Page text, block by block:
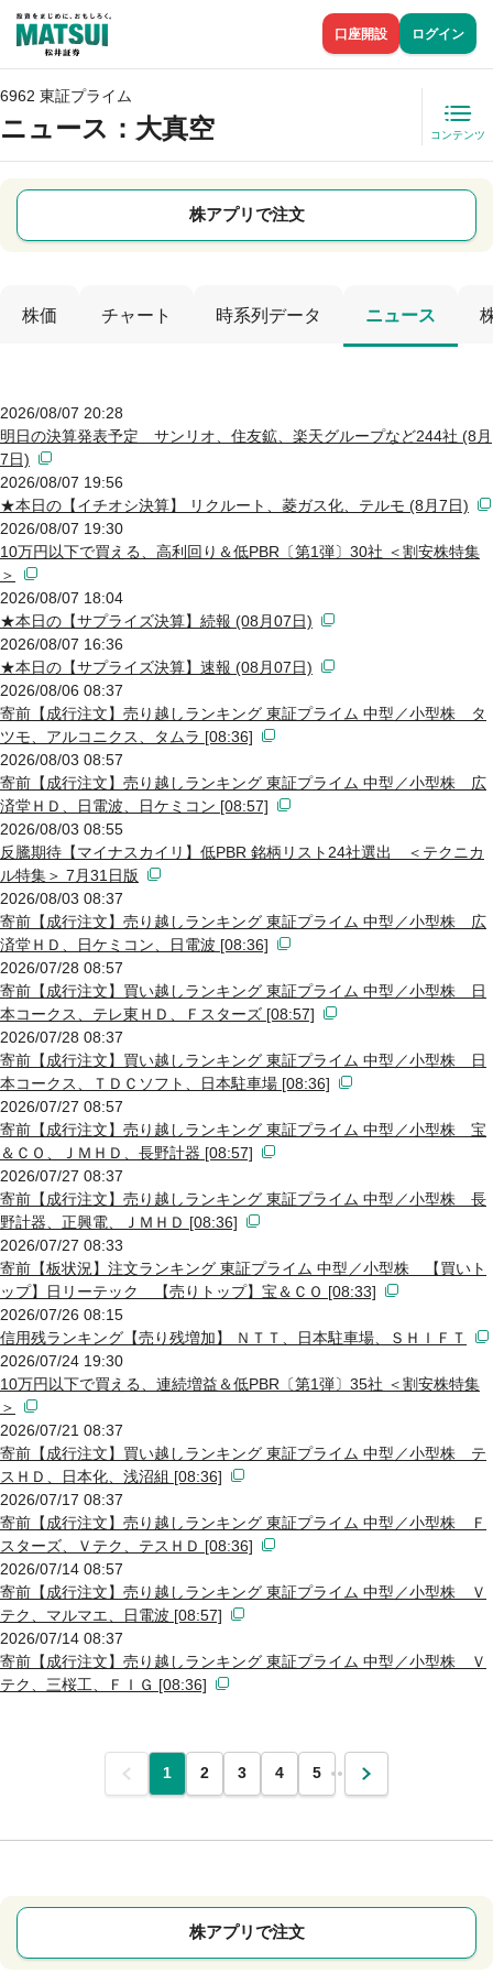
口座開設 ログイン
6962 東証プライム
ニュース ：大真空 コンテンツ
株アプリで注文
株価 チャート 時系列データ ニュース
2026/08/07 20:28
明日の決算発表予定 サンリオ、住友鉱、楽天グループなど244社 (8月
7日)
2026/08/07 19:56
★本日の【イチオシ決算】 リクルート、菱ガス化、テルモ (8月7日)
2026/08/07 19:30
10万円以下で買える、高利回り＆低PBR〔第1弾〕30社 ＜割安株特集
＞
2026/08/07 18:04
★本日の【サプライズ決算】続報 (08月07日)
2026/08/07 16:36
★本日の【サプライズ決算】速報 (08月07日)
2026/08/06 08:37
寄前【成行注文】売り越しランキング 東証プライム 中型／小型株 タ
ツモ、アルコニクス、タムラ [08:36]
2026/08/03 08:57
寄前【成行注文】売り越しランキング 東証プライム 中型／小型株 広
済堂ＨＤ、日電波、日ケミコン [08:57]
2026/08/03 08:55
反騰期待【マイナスカイリ】低PBR 銘柄リスト24社選出 ＜テクニカ
ル特集＞ 7月31日版
2026/08/03 08:37
寄前【成行注文】売り越しランキング 東証プライム 中型／小型株 広
済堂ＨＤ、日ケミコン、日電波 [08:36]
2026/07/28 08:57
寄前【成行注文】買い越しランキング 東証プライム 中型／小型株 日
本コークス、テレ東ＨＤ、Ｆスターズ [08:57]
2026/07/28 08:37
寄前【成行注文】買い越しランキング 東証プライム 中型／小型株 日
本コークス、ＴＤＣソフト、日本駐車場 [08:36]
2026/07/27 08:57
寄前【成行注文】売り越しランキング 東証プライム 中型／小型株 宝
＆ＣＯ、ＪＭＨＤ、長野計器 [08:57]
2026/07/27 08:37
寄前【成行注文】売り越しランキング 東証プライム 中型／小型株 長
野計器、正興電、ＪＭＨＤ [08:36]
2026/07/27 08:33
寄前【板状況】注文ランキング 東証プライム 中型／小型株 【買いト
ップ】日リーテック 【売りトップ】宝＆ＣＯ [08:33]
2026/07/26 08:15
信用残ランキング【売り残増加】 ＮＴＴ、日本駐車場、ＳＨＩＦＴ
2026/07/24 19:30
10万円以下で買える、連続増益＆低PBR〔第1弾〕35社 ＜割安株特集
＞
2026/07/21 08:37
寄前【成行注文】買い越しランキング 東証プライム 中型／小型株 テ
スＨＤ、日本化、浅沼組 [08:36]
2026/07/17 08:37
寄前【成行注文】売り越しランキング 東証プライム 中型／小型株 Ｆ
スターズ、Ｖテク、テスＨＤ [08:36]
2026/07/14 08:57
寄前【成行注文】売り越しランキング 東証プライム 中型／小型株 Ｖ
テク、マルマエ、日電波 [08:57]
2026/07/14 08:37
寄前【成行注文】売り越しランキング 東証プライム 中型／小型株 Ｖ
テク、三桜工、ＦＩＧ [08:36]
前 1 2 3 4 5 … 次
株アプリで注文